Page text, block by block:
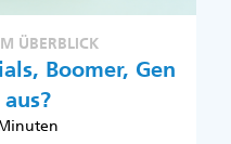
ÜBERBLICK
Boomer, Gen